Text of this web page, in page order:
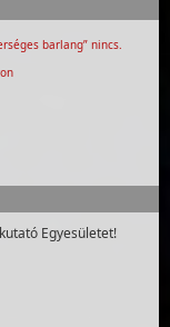
barlang” nincs.
Egyesületet!